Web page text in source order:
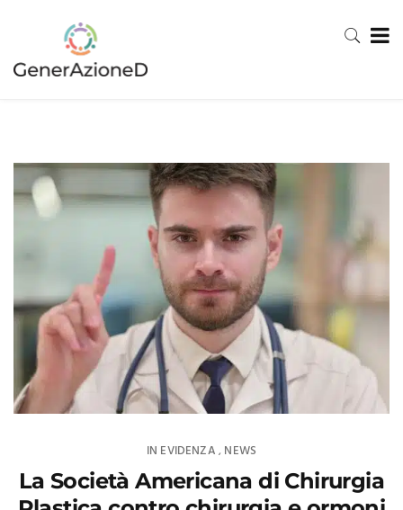
IN EVIDENZA , NEWS
La Società Americana di Chirurgia